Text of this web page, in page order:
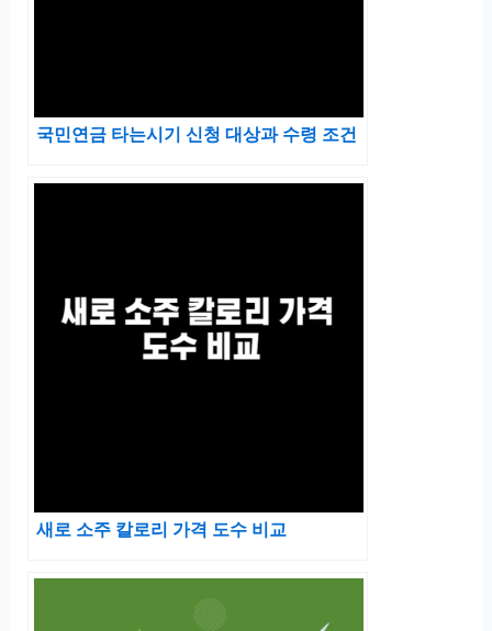
국민연금 타는시기 신청 대상과 수령 조건
새로 소주 칼로리 가격 도수 비교